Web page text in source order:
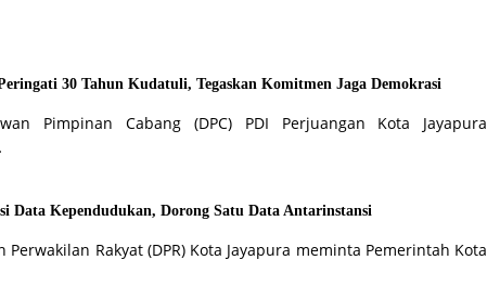
30 Tahun Kudatuli, Tegaskan Komitmen Jaga Demokrasi
Pimpinan Cabang (DPC) PDI Perjuangan Kota Jayapura
Data Kependudukan, Dorong Satu Data Antarinstansi
Perwakilan Rakyat (DPR) Kota Jayapura meminta Pemerintah Kota